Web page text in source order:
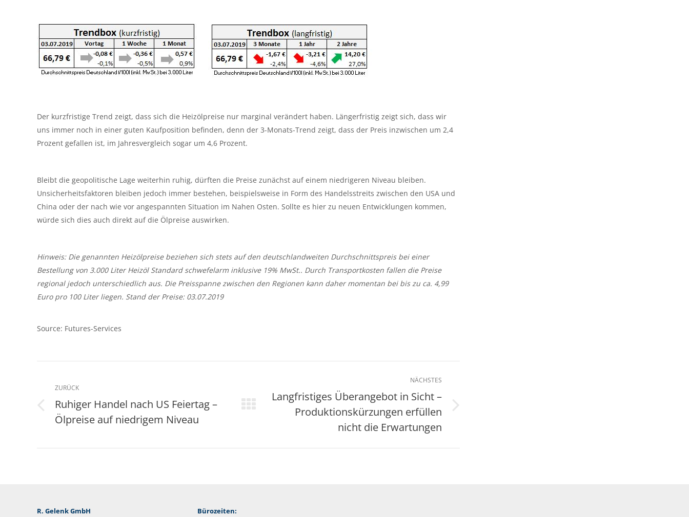
Der kurzfristige Trend zeigt, dass sich die Heizölpreise nur marginal verändert haben. Längerfristig zeigt sich, dass wir
uns immer noch in einer guten Kaufposition befinden, denn der 3-Monats-Trend zeigt, dass der Preis inzwischen um 2,4
Prozent gefallen ist, im Jahresvergleich sogar um 4,6 Prozent.
Bleibt die geopolitische Lage weiterhin ruhig, dürften die Preise zunächst auf einem niedrigeren Niveau bleiben.
Unsicherheitsfaktoren bleiben jedoch immer bestehen, beispielsweise in Form des Handelsstreits zwischen den USA und
China oder der nach wie vor angespannten Situation im Nahen Osten. Sollte es hier zu neuen Entwicklungen kommen,
würde sich dies auch direkt auf die Ölpreise auswirken.
Hinweis: Die genannten Heizölpreise beziehen sich stets auf den deutschlandweiten Durchschnittspreis bei einer
Bestellung von 3.000 Liter Heizöl Standard schwefelarm inklusive 19% MwSt.. Durch Transportkosten fallen die Preise
regional jedoch unterschiedlich aus. Die Preisspanne zwischen den Regionen kann daher momentan bei bis zu ca. 4,99
Euro pro 100 Liter liegen. Stand der Preise: 03.07.2019
Source: Futures-Services
ZURÜCK
Vorheriger
Beitrag:
Ruhiger Handel nach US Feiertag –
Ölpreise auf niedrigem Niveau
NÄCHSTES
Nächster
Langfristiges Überangebot in Sicht –
Produktionskürzungen erfüllen
nicht die Erwartungen
R. Gelenk GmbH Bürozeiten: